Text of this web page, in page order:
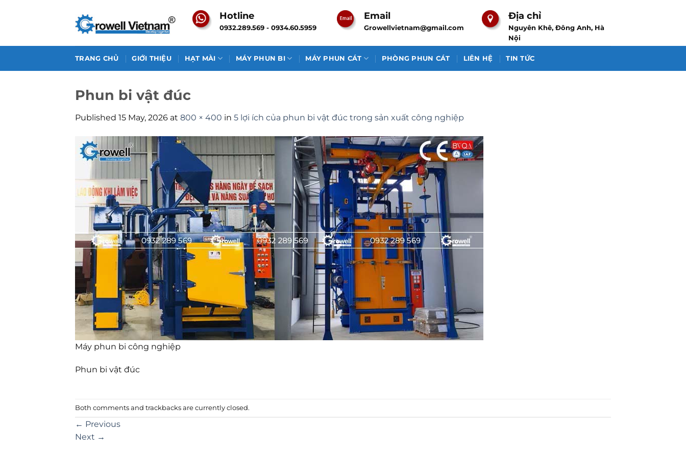
Hotline
0932.289.569 - 0934.60.5959
Email
Growellvietnam@gmail.com
Địa chỉ
Nguyên Khê, Đông Anh, Hà
Nội
TRANG CHỦ GIỚI THIỆU HẠT MÀI MÁY PHUN BI MÁY PHUN CÁT PHÒNG PHUN CÁT LIÊN HỆ TIN TỨC
Phun bi vật đúc
Published 15 May, 2026 at 800 × 400 in 5 lợi ích của phun bi vật đúc trong sản xuất công nghiệp
Máy phun bi công nghiệp
Phun bi vật đúc
Both comments and trackbacks are currently closed.
← Previous
Next →